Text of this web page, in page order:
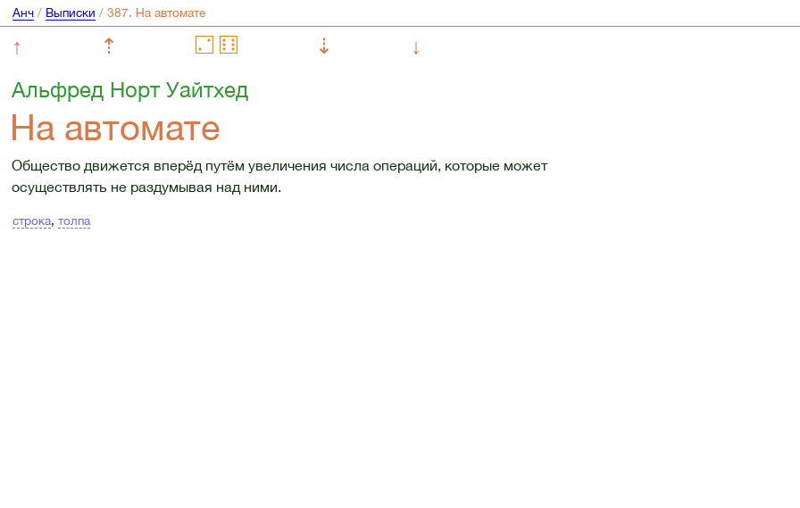
Анч/ Выписки /
↑ ⇡ ⇣
↓
Альфред Норт Уайтхед
На автомате
Общество движется вперёд путём увеличения числа операций, которые может
осуществлять не раздумывая над ними.
строка, толпа